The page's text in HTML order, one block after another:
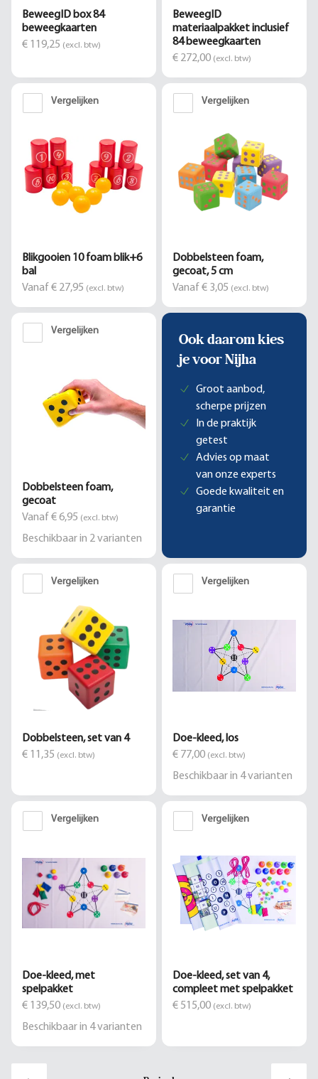
BeweegID box 84
beweegkaarten
€ 119,25 (excl. btw)
BeweegID
materiaalpakket inclusief
84 beweegkaarten
€ 272,00 (excl. btw)
Vergelijken
Blikgooien 10 foam blik+6
bal
Vanaf € 27,95 (excl. btw)
Vergelijken
Dobbelsteen foam,
gecoat, 5 cm
Vanaf € 3,05 (excl. btw)
Vergelijken
Dobbelsteen foam,
gecoat
Vanaf € 6,95 (excl. btw)
Beschikbaar in 2varianten
Ook daarom kies
je voor Nijha
Groot aanbod,
scherpe prijzen
In de praktijk
getest
Advies op maat
van onze experts
Goede kwaliteit en
garantie
Vergelijken
Dobbelsteen, set van 4
€ 11,35 (excl. btw)
Vergelijken
Doe-kleed, los
€ 77,00 (excl. btw)
Beschikbaar in 4varianten
Vergelijken
Doe-kleed, met
spelpakket
€ 139,50 (excl. btw)
Beschikbaar in 4varianten
Vergelijken
Doe-kleed, set van 4,
compleet met spelpakket
€ 515,00 (excl. btw)